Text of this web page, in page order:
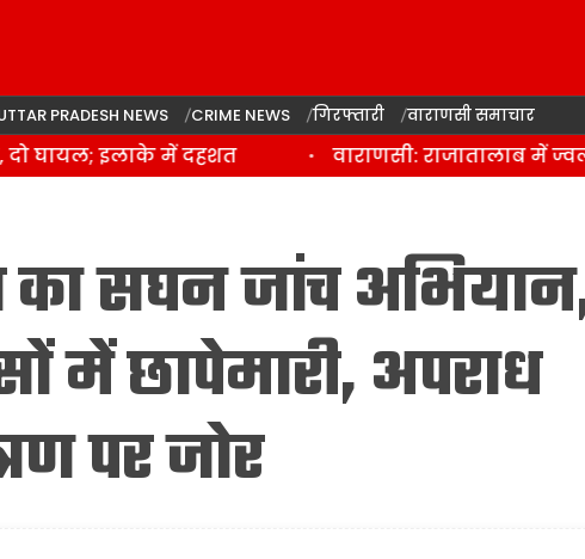
PRADESH NEWS CRIME NEWS गिरफ्तारी वाराणसी समाचार
घायल; इलाके में दहशत वाराणसी: राजातालाब में
सघन जांच
में छापेमारी, अपराध
पर जोर